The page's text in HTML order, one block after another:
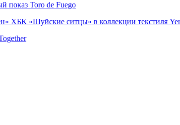
показ Toro de Fuego
ХБК «Шуйские ситцы» в коллекции текстиля